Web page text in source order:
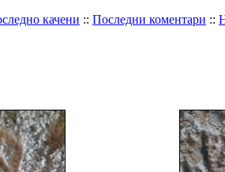
качени :: Последни коментари ::